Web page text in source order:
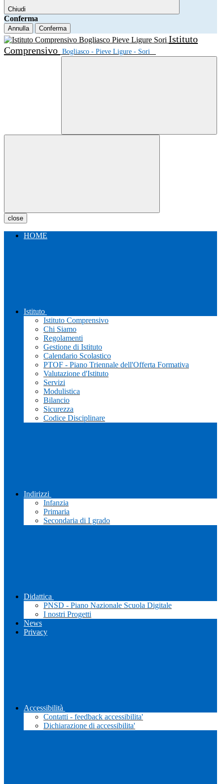
Chiudi
Conferma
Annulla Conferma
Istituto
Comprensivo Bogliasco - Pieve Ligure - Sori
close
HOME
Istituto
Istituto Comprensivo
Chi Siamo
Regolamenti
Gestione di Istituto
Calendario Scolastico
PTOF - Piano Triennale dell'Offerta Formativa
Valutazione d'Istituto
Servizi
Modulistica
Bilancio
Sicurezza
Codice Disciplinare
Indirizzi
Infanzia
Primaria
Secondaria di I grado
Didattica
PNSD - Piano Nazionale Scuola Digitale
I nostri Progetti
News
Privacy
Accessibilità
Contatti - feedback accessibilita'
Dichiarazione di accessibilita'